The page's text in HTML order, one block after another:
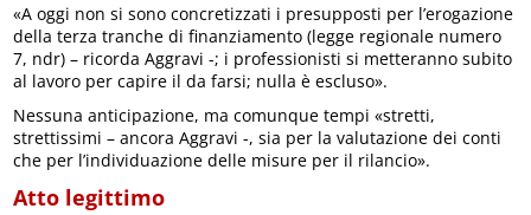
«A oggi non si sono concretizzati i presupposti per l’erogazione
della terza tranche di finanziamento (legge regionale numero
7, ndr) – ricorda Aggravi -; i professionisti si metteranno subito
al lavoro per capire il da farsi; nulla è escluso».
Nessuna anticipazione, ma comunque tempi «stretti,
strettissimi – ancora Aggravi -, sia per la valutazione dei conti
che per l’individuazione delle misure per il rilancio».
Atto legittimo